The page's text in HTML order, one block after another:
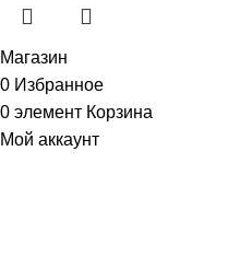
Магазин
0 Избранное
0 элемент Корзина
Мой аккаунт